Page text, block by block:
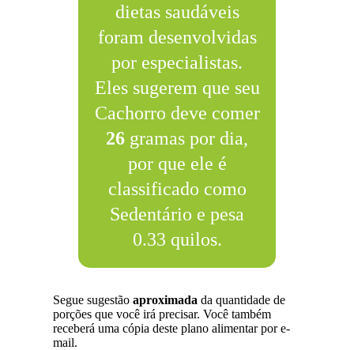
dietas saudáveis
foram desenvolvidas
por especialistas.
Eles sugerem que seu
Cachorro deve comer
26 gramas por dia,
por que ele é
classificado como
Sedentário e pesa
0.33 quilos.
Segue sugestãoaproximada da quantidade de
porções que você irá precisar. Você também
receberá uma cópia deste plano alimentar por e-
mail.